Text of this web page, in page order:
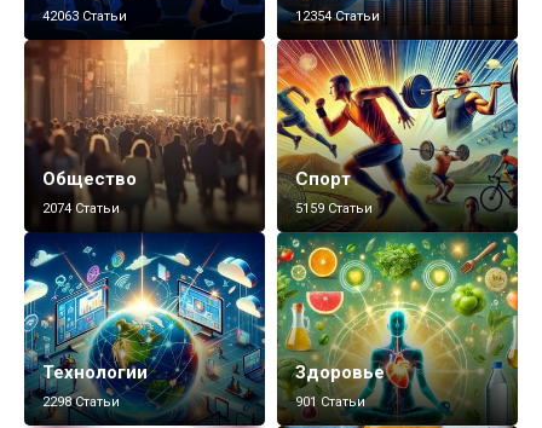
42063 Статьи 12354 Статьи
Общество
2074 Статьи
Спорт
5159 Статьи
Технологии
2298 Статьи
Здоровье
901 Статьи